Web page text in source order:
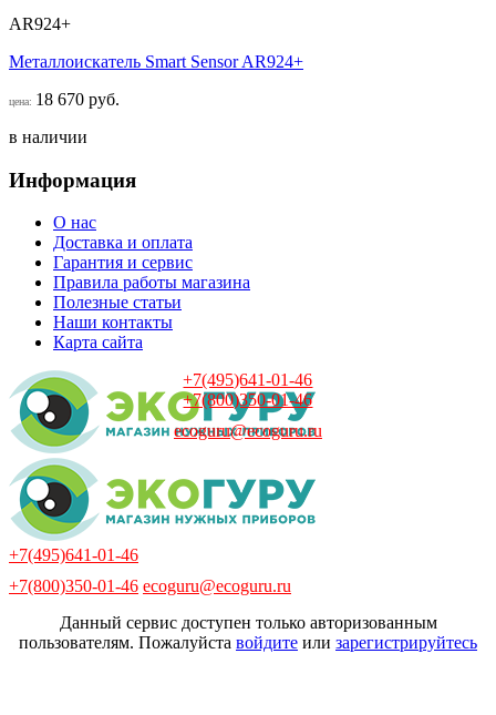
AR924+
Металлоискатель Smart Sensor AR924+
цена: 18 670 руб.
в наличии
Информация
О нас
Доставка и оплата
Гарантия и сервис
Правила работы магазина
Полезные статьи
Наши контакты
Карта сайта
+7(495)641-01-46
+7(800)350-01-46
ecoguru@ecoguru.ru
+7(495)641-01-46
+7(800)350-01-46 ecoguru@ecoguru.ru
Данный сервис доступен только авторизованным
пользователям. Пожалуйста войдите или зарегистрируйтесь